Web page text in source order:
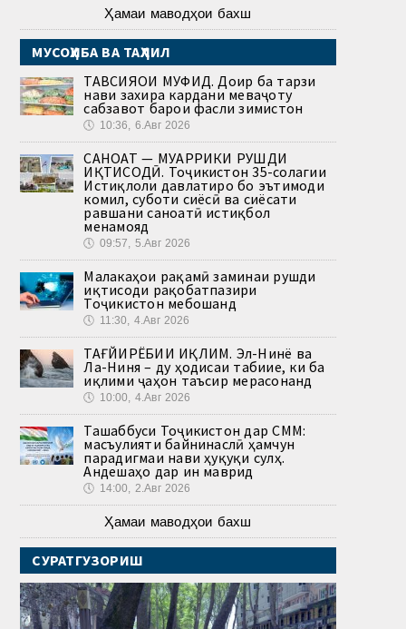
Ҳамаи маводҳои бахш
МУСОҲИБА ВА ТАҲЛИЛ
ТАВСИЯҲОИ МУФИД. Доир ба тарзи
нави захира кардани меваҷоту
сабзавот барои фасли зимистон
🕔 10:36, 6.Авг 2026
САНОАТ — МУҲАРРИКИ РУШДИ
ИҚТИСОДӢ. Тоҷикистон 35-солагии
Истиқлоли давлатиро бо эътимоди
комил, суботи сиёсӣ ва сиёсати
равшани саноатӣ истиқбол
менамояд
🕔 09:57, 5.Авг 2026
Малакаҳои рақамӣ заминаи рушди
иқтисоди рақобатпазири
Тоҷикистон мебошанд
🕔 11:30, 4.Авг 2026
ТАҒЙИРЁБИИ ИҚЛИМ. Эл-Нинё ва
Ла-Ниня – ду ҳодисаи табиие, ки ба
иқлими ҷаҳон таъсир мерасонанд
🕔 10:00, 4.Авг 2026
Ташаббуси Тоҷикистон дар СММ:
масъулияти байнинаслӣ ҳамчун
парадигмаи нави ҳуқуқи сулҳ.
Андешаҳо дар ин маврид
🕔 14:00, 2.Авг 2026
Ҳамаи маводҳои бахш
СУРАТГУЗОРИШ